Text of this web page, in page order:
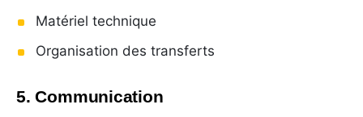
Matériel technique
Organisation des transferts
5. Communication